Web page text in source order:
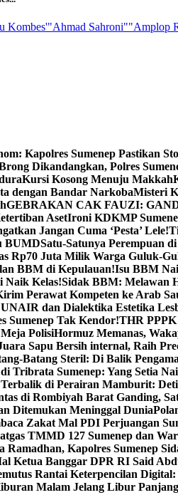
Kombes'"Ahmad Sahroni""Amplop
Kapolres Sumenep Pastikan
Dikandangkan, Polres
Kursi Kosong Menuju Makkah
dengan Bandar NarkobaMisteri
GEBRAKAN CAK FAUZI:
AsetIroni KDKMP
Jangan Cuma ‘Pesta’ Lele!
BUMDSatu-Satunya Perempuan
Rp70 Juta Milik Warga Guluk-
BBM di Kepulauan!Isu BBM
Naik Kelas!Sidak BBM: Melawan
Perawat Kompeten ke Arab
dan Dialektika Estetika
Sumenep Tak Kendor!THR PPPK
PolisiHormuz Memanas,
Sapu Bersih internal, Raih
Batang Steril: Di Balik
Tribrata Sumenep: Yang Setia
di Perairan Mamburit:
di Rombiyah Barat Ganding,
Ditemukan Meninggal Dunia
Zakat Mal PDI Perjuangan
TMMD 127 Sumenep dan
Ramadhan, Kapolres Sumenep
Ketua Banggar DPR RI Said
Rantai Keterpencilan
Malam Jelang Libur Panjang